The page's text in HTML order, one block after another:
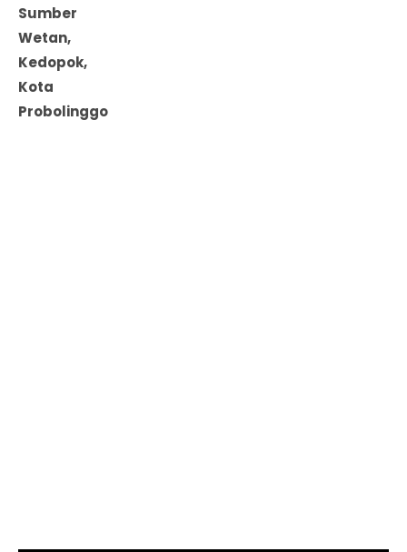
Sumber
Wetan,
Kedopok,
Kota
Probolinggo